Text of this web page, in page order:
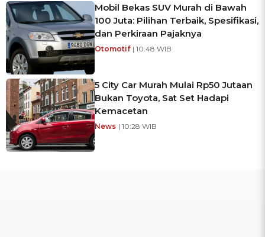
Mobil Bekas SUV Murah di Bawah
100 Juta: Pilihan Terbaik, Spesifikasi,
dan Perkiraan Pajaknya
Otomotif | 10:48 WIB
5 City Car Murah Mulai Rp50 Jutaan
Bukan Toyota, Sat Set Hadapi
Kemacetan
News | 10:28 WIB